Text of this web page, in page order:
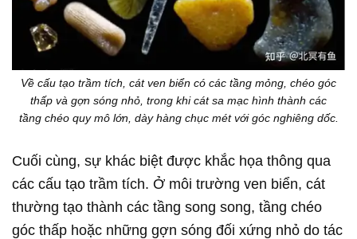
Về cấu tạo trầm tích, cát ven biển có các tầng mỏng, chéo góc
thấp và gợn sóng nhỏ, trong khi cát sa mạc hình thành các
tầng chéo quy mô lớn, dày hàng chục mét với góc nghiêng dốc.
Cuối cùng, sự khác biệt được khắc họa thông qua
các cấu tạo trầm tích. Ở môi trường ven biển, cát
thường tạo thành các tầng song song, tầng chéo
góc thấp hoặc những gợn sóng đối xứng nhỏ do tác